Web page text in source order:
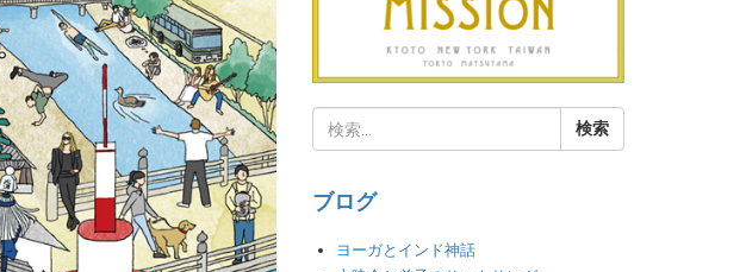
ブログ
ヨーガとインド神話